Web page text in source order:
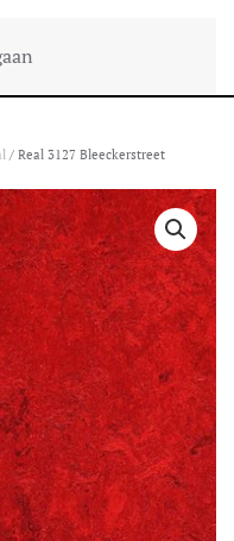
/ Real 3127 Bleeckerstreet